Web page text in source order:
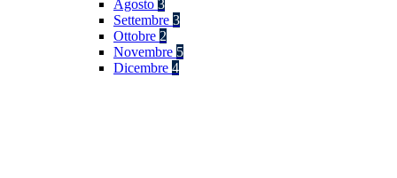
Agosto 3
Settembre 3
Ottobre 2
Novembre 5
Dicembre 4